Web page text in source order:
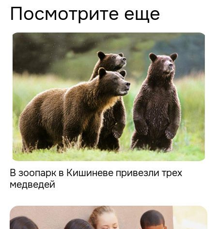
Посмотрите еще
В зоопарк в Кишиневе привезли трех
медведей